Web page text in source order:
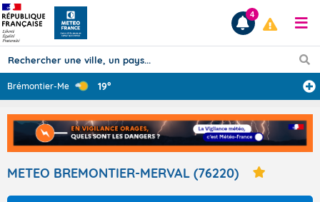
Prévisions
TOUS LES RÉSULTATS
Articles
4
Brémontier-Merv... 19°
METEO BREMONTIER-MERVAL (76220)